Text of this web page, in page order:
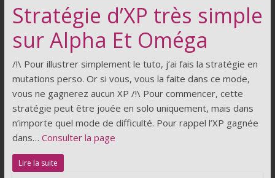
et
pour
le
mode
zombie
de
Call
of
Stratégie d’XP très simple
sur Alpha Et Oméga
/!\ Pour illustrer simplement le tuto, j’ai fais la stratégie en
mutations perso. Or si vous, vous la faite dans ce mode,
vous ne gagnerez aucun XP /!\ Pour commencer, cette
stratégie peut être jouée en solo uniquement, mais dans
n’importe quel mode de difficulté. Pour rappel l’XP gagnée
dans… Consulter la page
Lire la suite